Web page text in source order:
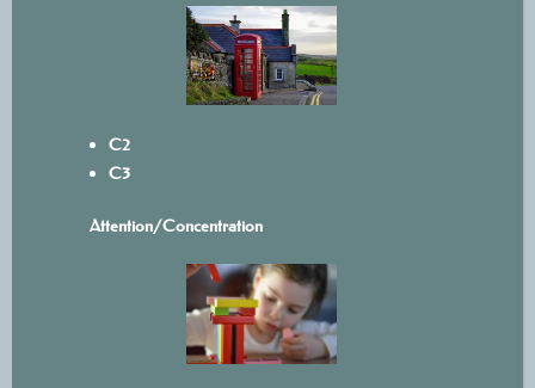
C2
C3
Attention/Concentration